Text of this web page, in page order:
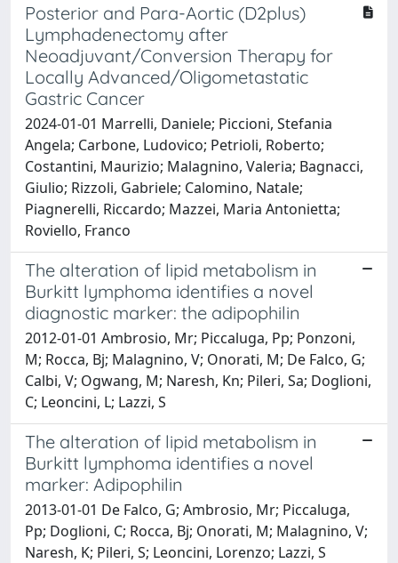
Posterior and Para-Aortic (D2plus)
Lymphadenectomy after
Neoadjuvant/Conversion Therapy for
Locally Advanced/Oligometastatic
Gastric Cancer
2024-01-01 Marrelli, Daniele; Piccioni, Stefania
Angela; Carbone, Ludovico; Petrioli, Roberto;
Costantini, Maurizio; Malagnino, Valeria; Bagnacci,
Giulio; Rizzoli, Gabriele; Calomino, Natale;
Piagnerelli, Riccardo; Mazzei, Maria Antonietta;
Roviello, Franco
The alteration of lipid metabolism in
Burkitt lymphoma identifies a novel
diagnostic marker: the adipophilin
2012-01-01 Ambrosio, Mr; Piccaluga, Pp; Ponzoni,
M; Rocca, Bj; Malagnino, V; Onorati, M; De Falco, G;
Calbi, V; Ogwang, M; Naresh, Kn; Pileri, Sa; Doglioni,
C; Leoncini, L; Lazzi, S
The alteration of lipid metabolism in
Burkitt lymphoma identifies a novel
marker: Adipophilin
2013-01-01 De Falco, G; Ambrosio, Mr; Piccaluga,
Pp; Doglioni, C; Rocca, Bj; Onorati, M; Malagnino, V;
Naresh, K; Pileri, S; Leoncini, Lorenzo; Lazzi, S